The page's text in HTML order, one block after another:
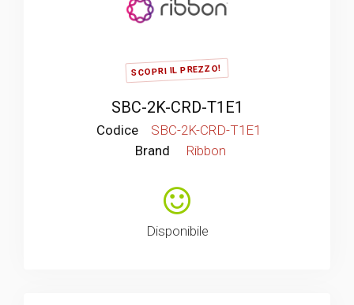
SCOPRI IL PREZZO!
SBC-2K-CRD-T1E1
Codice
SBC-2K-CRD-T1E1
Brand
Ribbon
Disponibile